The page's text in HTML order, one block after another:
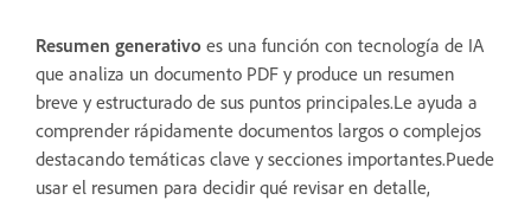
Resumen generativo es una función con tecnología de IA
que analiza un documento PDF y produce un resumen
breve y estructurado de sus puntos principales.Le ayuda a
comprender rápidamente documentos largos o complejos
destacando temáticas clave y secciones importantes.Puede
usar el resumen para decidir qué revisar en detalle,